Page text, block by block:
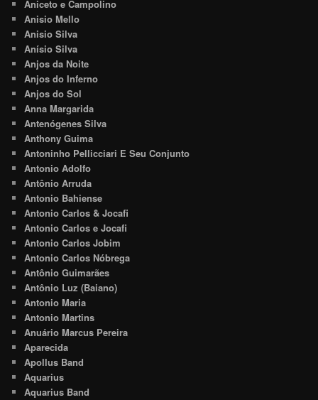
Aniceto e Campolino
Anisio Mello
Anisio Silva
Anísio Silva
Anjos da Noite
Anjos do Inferno
Anjos do Sol
Anna Margarida
Antenógenes Silva
Anthony Guima
Antoninho Pellicciari E Seu Conjunto
Antonio Adolfo
Antônio Arruda
Antonio Bahiense
Antonio Carlos & Jocafi
Antonio Carlos e Jocafi
Antonio Carlos Jobim
Antonio Carlos Nóbrega
Antônio Guimarães
Antônio Luz (Baiano)
Antonio Maria
Antonio Martins
Anuário Marcus Pereira
Aparecida
Apollus Band
Aquarius
Aquarius Band